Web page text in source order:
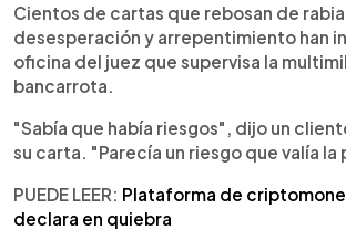
Cientos de cartas que rebosan de
desesperación y arrepentimiento han
oficina del juez que supervisa la
bancarrota.
"Sabía que había riesgos", dijo un
su carta. "Parecía un riesgo que valía la
PUEDE LEER: Plataforma de
declara en quiebra